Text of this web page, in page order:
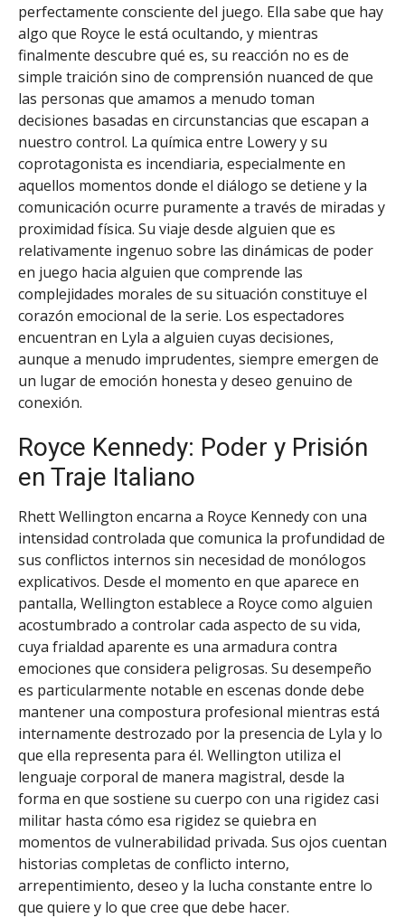
perfectamente consciente del juego. Ella sabe que hay
algo que Royce le está ocultando, y mientras
finalmente descubre qué es, su reacción no es de
simple traición sino de comprensión nuanced de que
las personas que amamos a menudo toman
decisiones basadas en circunstancias que escapan a
nuestro control. La química entre Lowery y su
coprotagonista es incendiaria, especialmente en
aquellos momentos donde el diálogo se detiene y la
comunicación ocurre puramente a través de miradas y
proximidad física. Su viaje desde alguien que es
relativamente ingenuo sobre las dinámicas de poder
en juego hacia alguien que comprende las
complejidades morales de su situación constituye el
corazón emocional de la serie. Los espectadores
encuentran en Lyla a alguien cuyas decisiones,
aunque a menudo imprudentes, siempre emergen de
un lugar de emoción honesta y deseo genuino de
conexión.
Royce Kennedy: Poder y Prisión
en Traje Italiano
Rhett Wellington encarna a Royce Kennedy con una
intensidad controlada que comunica la profundidad de
sus conflictos internos sin necesidad de monólogos
explicativos. Desde el momento en que aparece en
pantalla, Wellington establece a Royce como alguien
acostumbrado a controlar cada aspecto de su vida,
cuya frialdad aparente es una armadura contra
emociones que considera peligrosas. Su desempeño
es particularmente notable en escenas donde debe
mantener una compostura profesional mientras está
internamente destrozado por la presencia de Lyla y lo
que ella representa para él. Wellington utiliza el
lenguaje corporal de manera magistral, desde la
forma en que sostiene su cuerpo con una rigidez casi
militar hasta cómo esa rigidez se quiebra en
momentos de vulnerabilidad privada. Sus ojos cuentan
historias completas de conflicto interno,
arrepentimiento, deseo y la lucha constante entre lo
que quiere y lo que cree que debe hacer.